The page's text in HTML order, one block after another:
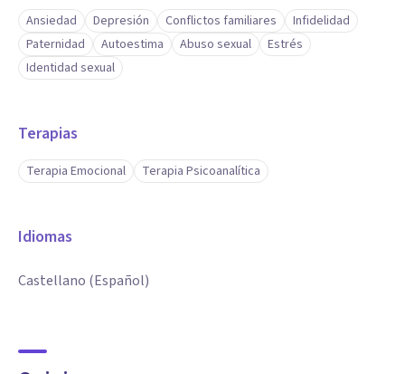
Ansiedad Depresión Conflictos familiares
Infidelidad
Paternidad
Autoestima Abuso sexual
Estrés
Identidad sexual
Terapias
Terapia Emocional Terapia Psicoanalítica
Idiomas
Castellano (Español)